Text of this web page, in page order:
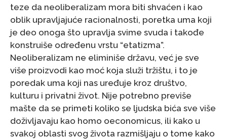
teze da neoliberalizam mora biti shvaćen i kao
oblik upravljajuće racionalnosti, poretka uma koji
je deo onoga što upravlja svime svuda i takođe
konstruiše određenu vrstu “etatizma”.
Neoliberalizam ne eliminiše državu, već je sve
više proizvodi kao moć koja služi tržištu, i to je
poredak uma koji nas uređuje kroz društvo,
kulturu i privatni život. Nije potrebno previše
mašte da se primeti koliko se ljudska bića sve više
doživljavaju kao homo oeconomicus, ili kako u
svakoj oblasti svog života razmišljaju o tome kako